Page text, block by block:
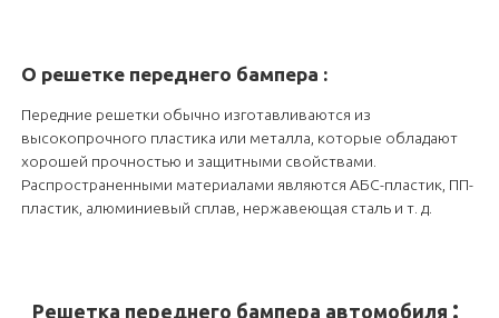
О решетке переднего бампера :
Передние решетки обычно изготавливаются из
высокопрочного пластика или металла, которые обладают
хорошей прочностью и защитными свойствами.
Распространенными материалами являются АБС-пластик, ПП-
пластик, алюминиевый сплав, нержавеющая сталь и т. д.
Решетка переднего бампера автомобиля :